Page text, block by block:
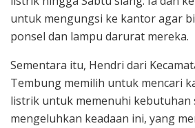
untuk mengungsi ke kantor agar
ponsel dan lampu darurat mereka.
Sementara itu, Hendri dari
Tembung memilih untuk mencari
listrik untuk memenuhi kebutuhan
mengeluhkan keadaan ini, yang